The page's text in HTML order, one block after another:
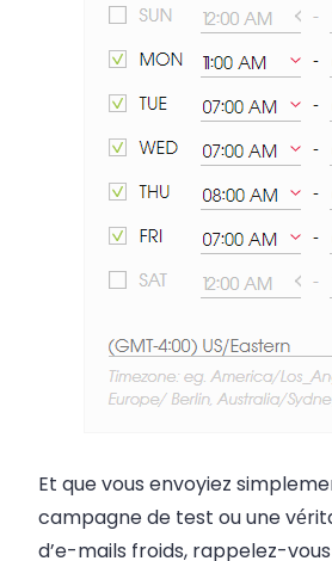
Et que vous envoyiez
campagne de test ou une
d’e-mails froids, rappelez-